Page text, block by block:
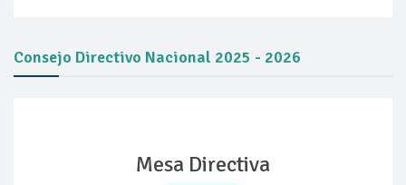
Consejo Directivo Nacional 2025 - 2026
Mesa Directiva